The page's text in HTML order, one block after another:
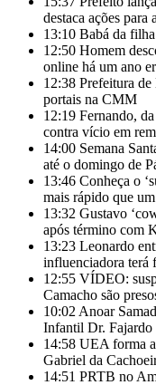
destaca ações
13:10 Babá da
12:50 Homem
online há um ano
12:38 Prefeitura de
portais na CMM
12:19 Fernando,
contra vício em
14:00 Semana
até o domingo de
13:46 Conheça o
mais rápido que
13:32 Gustavo
após término com
13:23 Leonardo
influenciadora terá
12:55 VÍDEO:
Camacho são
10:02 Anoar
Infantil Dr. Fajardo
14:58 UEA forma
Gabriel da
14:51 PRTB no